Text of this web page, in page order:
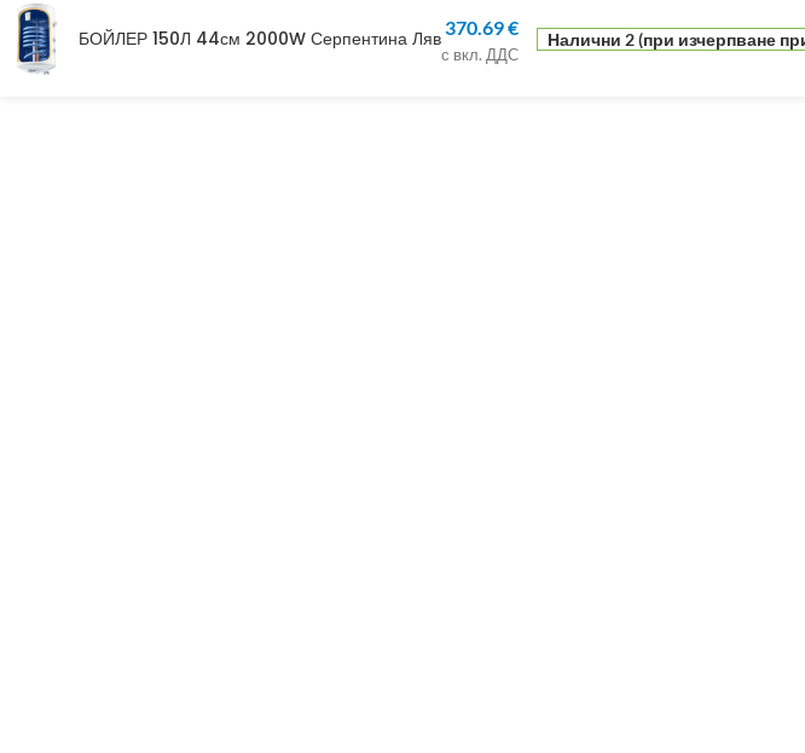
БОЙЛЕР 150Л 44см 2000W Серпентина Ляв370.69€
с вкл. ДДС
Налични 2 (при изчерпване